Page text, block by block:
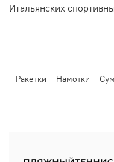
Итальянских
Ракетки Намотки